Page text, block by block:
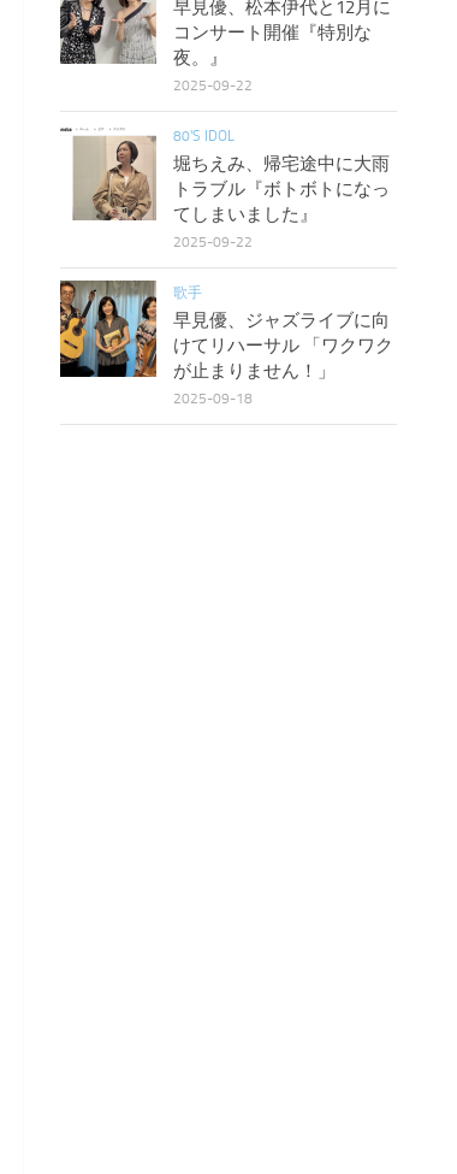
森尾由美、
再会のひと
早見優、松本伊代と12月に
コンサート開催『特別な
夜。』
2025-09-22
80'S IDOL
堀ちえみ、帰宅途中に大雨
トラブル『ボトボトになっ
てしまいました』
2025-09-22
歌手
早見優、ジャズライブに向
けてリハーサル 「ワクワク
が止まりません！」
2025-09-18